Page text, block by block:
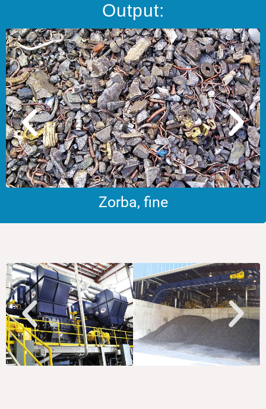
Output:
Zorba, fine